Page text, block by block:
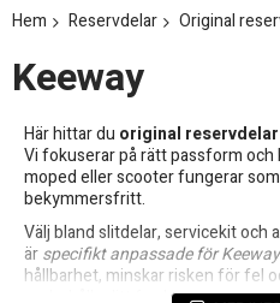
Hem Reservdelar Original
Keeway
Här hittar du original
Vi fokuserar på rätt passform och
moped eller scooter fungerar
bekymmersfritt.
Välj bland slitdelar, servicekit och
ärspecifikt anpassade för Keeway
hållbarhet, minskar risken för fel
underhålla ditt fordon.